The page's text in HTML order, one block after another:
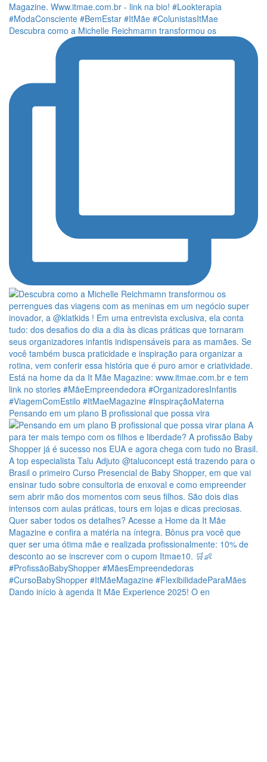
Descubra como a Michelle Reichmamn transformou os
Pensando em um plano B profissional que possa vira
Dando início à agenda It Mãe Experience 2025! O en